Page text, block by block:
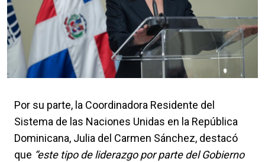
Por su parte, la Coordinadora Residente del
Sistema de las Naciones Unidas en la República
Dominicana, Julia del Carmen Sánchez, destacó
que “este tipo de liderazgo por parte del Gobierno